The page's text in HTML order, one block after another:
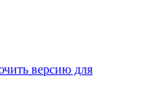
версию для